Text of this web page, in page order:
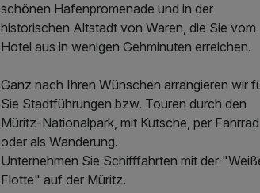
schönen Hafenpromenade und in der
historischen Altstadt von Waren, die Sie vom
Hotel aus in wenigen Gehminuten erreichen.
Ganz nach Ihren Wünschen arrangieren wir
Sie Stadtführungen bzw. Touren durch den
Müritz-Nationalpark, mit Kutsche, per Fahrrad
oder als Wanderung.
Unternehmen Sie Schifffahrten mit der
Flotte" auf der Müritz.